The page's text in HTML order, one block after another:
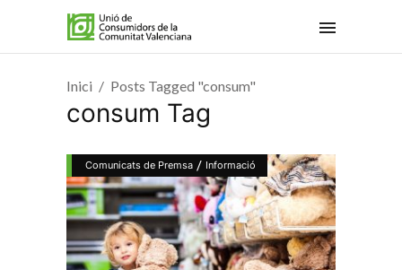
Inici Posts Tagged "consum"
consum Tag
Comunicats de Premsa / Informació